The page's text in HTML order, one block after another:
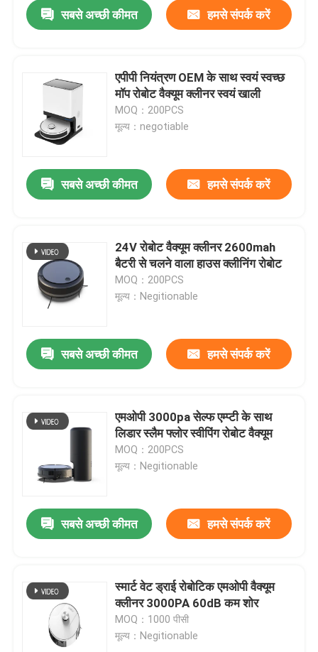
उत्पादों
हमारे बारे में
रोबोट वैक्यूम क्लीनर
रोबोट विंडो क्लीनर
सबसे अच्छी कीमत हमसे संपर्क करें
एपीपी नियंत्रण OEM के साथ स्वयं स्वच्छ
मॉप रोबोट वैक्यूम क्लीनर स्वयं खाली
MOQ：200PCS
मूल्य：negotiable
सबसे अच्छी कीमत हमसे संपर्क करें
24V रोबोट वैक्यूम क्लीनर 2600mah
बैटरी से चलने वाला हाउस क्लीनिंग रोबोट
MOQ：200PCS
मूल्य：Negitionable
सबसे अच्छी कीमत हमसे संपर्क करें
एमओपी 3000pa सेल्फ एम्प्टी के साथ
लिडार स्लैम फ्लोर स्वीपिंग रोबोट वैक्यूम
MOQ：200PCS
मूल्य：Negitionable
सबसे अच्छी कीमत हमसे संपर्क करें
स्मार्ट वेट ड्राई रोबोटिक एमओपी वैक्यूम
क्लीनर 3000PA 60dB कम शोर
MOQ：1000 पीसी
मूल्य：Negitionable